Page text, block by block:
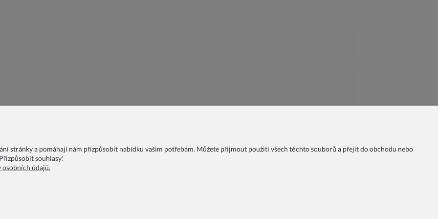
stránky a pomáhají nám přizpůsobit nabídku vašim potřebám. Můžete přijmout použití všech těchto souborů a přejít do obchodu nebo
souhlasy'.
osobních údajů.